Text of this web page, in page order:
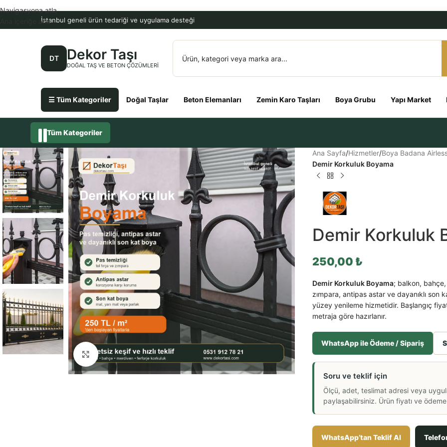
İstanbul geneli ürün tedariği ve uygulama desteği
DT Dekor Taşı
DOĞAL TAŞ VE BETON ÇÖZÜMLERI
☰ Tüm Kategoriler Doğal Taşlar Beton Elemanları Zemin Karo Taşları Boya Grubu Yapı Market
Navigasyona atla
Ana içeriğe atla
Tüm Kategoriler
Büyütmek için tıklayın
Ana Sayfa/Hizmetler/Boya Badana
Demir Korkuluk Boyama
Demir Korkuluk
250,00 ₺
Demir Korkuluk Boyama; balkon,
zımpara, antipas astar ve dayanıklı son
yüzey yenileme hizmetidir. Başlangıç
metraja göre hazırlanır.
WhatsApp ile Ödeme / Sipariş
Soru ve teklif için
Ölçü, adet, teslimat adresi veya
paylaşabilirsiniz. Ürün fiyatı ve
WhatsApp’tan Teklif Al